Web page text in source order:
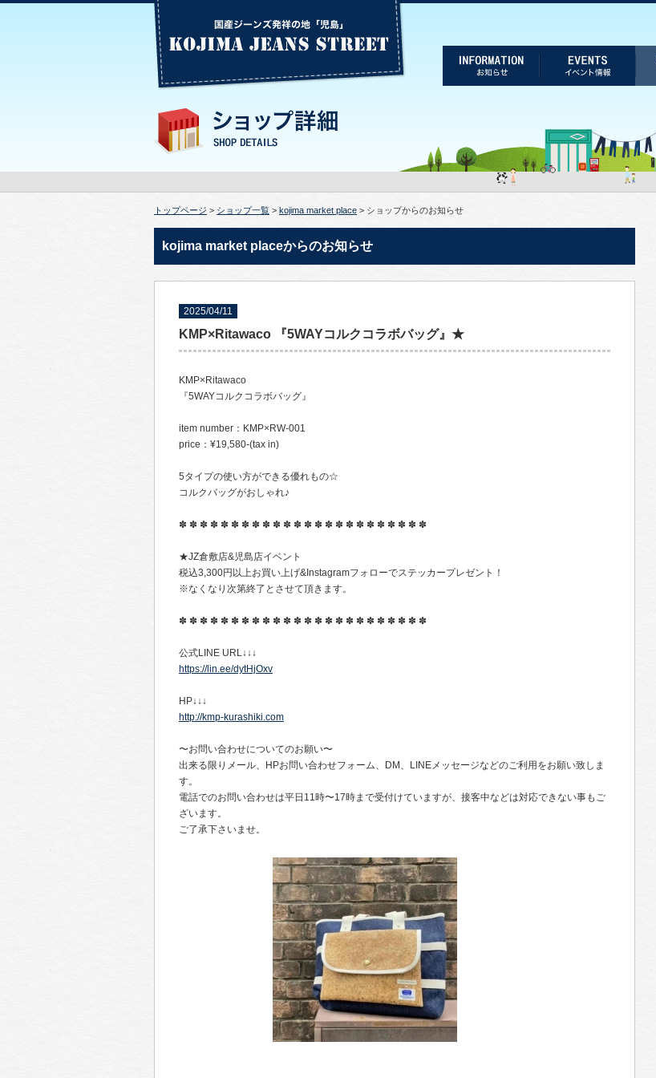
トップページ > ショップ一覧 > kojima market place > ショップからのお知らせ
kojima market placeからのお知らせ
2025/04/11
KMP×Ritawaco 『5WAYコルクコラボバッグ』★
KMP×Ritawaco
『5WAYコルクコラボバッグ』
item number：KMP×RW-001
price：¥19,580-(tax in)
5タイプの使い方ができる優れもの☆
コルクバッグがおしゃれ♪
✽ ✽ ✽ ✽ ✽ ✽ ✽ ✽ ✽ ✽ ✽ ✽ ✽ ✽ ✽ ✽ ✽ ✽ ✽ ✽ ✽ ✽ ✽ ✽
★JZ倉敷店&児島店イベント
税込3,300円以上お買い上げ&Instagramフォローでステッカープレゼント！
※なくなり次第終了とさせて頂きます。
✽ ✽ ✽ ✽ ✽ ✽ ✽ ✽ ✽ ✽ ✽ ✽ ✽ ✽ ✽ ✽ ✽ ✽ ✽ ✽ ✽ ✽ ✽ ✽
公式LINE URL↓↓↓
https://lin.ee/dytHjOxv
HP↓↓↓
http://kmp-kurashiki.com
〜お問い合わせについてのお願い〜
出来る限りメール、HPお問い合わせフォーム、DM、LINEメッセージなどのご利用をお願い致しま
す。
電話でのお問い合わせは平日11時〜17時まで受付けていますが、接客中などは対応できない事もご
ざいます。
ご了承下さいませ。